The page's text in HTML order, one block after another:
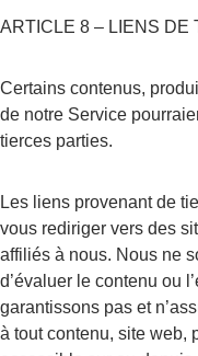
ARTICLE 8 – LIENS DE
Certains contenus,
de notre Service
tierces parties.
Les liens provenant de
vous rediriger vers des
affiliés à nous. Nous ne
d’évaluer le contenu ou
garantissons pas et
à tout contenu, site web,